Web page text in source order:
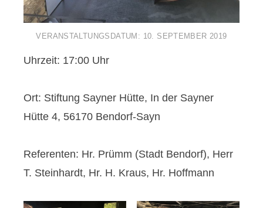
VERANSTALTUNGSDATUM: 10. SEPTEMBER 2019
Uhrzeit: 17:00 Uhr
Ort: Stiftung Sayner Hütte, In der Sayner
Hütte 4, 56170 Bendorf-Sayn
Referenten: Hr. Prümm (Stadt Bendorf), Herr
T. Steinhardt, Hr. H. Kraus, Hr. Hoffmann